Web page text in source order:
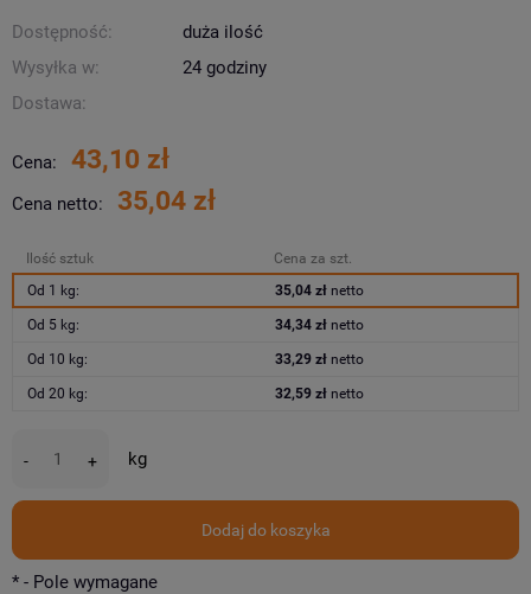
Dostępność:
duża ilość
Wysyłka w:
24 godziny
Dostawa:
Cena: 43,10 zł
Cena netto: 35,04 zł
Ilość sztuk
Cena za szt.
Od 1 kg:
35,04 złnetto
Od 5 kg: 34,34 złnetto
Od 10 kg: 33,29 złnetto
Od 20 kg: 32,59 złnetto
- + kg
Dodaj do koszyka
* - Pole wymagane